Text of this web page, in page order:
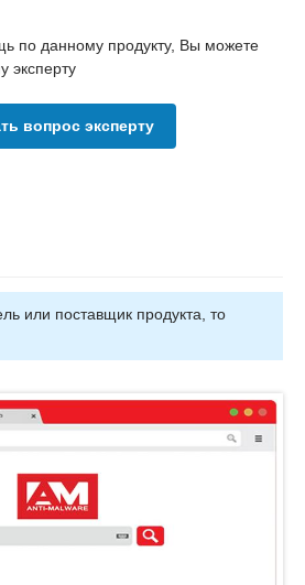
по данному продукту, Вы можете
эксперту
вопрос эксперту
или поставщик продукта, то